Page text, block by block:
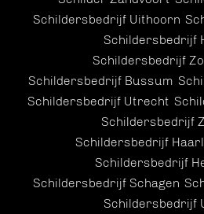
Schildersbedrijf Uithoorn
Schildersbedrijf
Schildersbedrijf
Schildersbedrijf Bussum
Schildersbedrijf Utrecht
Schildersbedrijf
Schildersbedrijf
Schildersbedrijf
Schildersbedrijf Schagen
Schildersbedrijf